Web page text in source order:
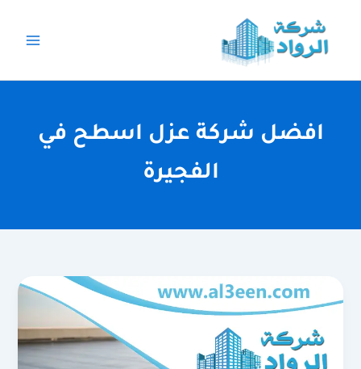
المحتوى
افضل شركة عزل اسطح في
الفجيرة